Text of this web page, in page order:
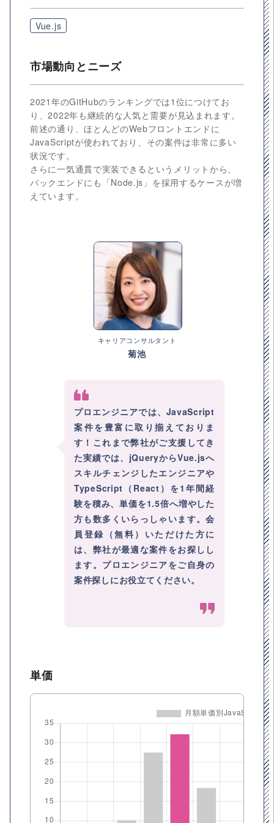
Vue.js
市場動向とニーズ
2021年のGitHubのランキングでは1位につけてお
り、2022年も継続的な人気と需要が見込まれます。
前述の通り、ほとんどのWebフロントエンドに
JavaScriptが使われており、その案件は非常に多い
状況です。
さらに一気通貫で実装できるというメリットから、
バックエンドにも「Node.js」を採用するケースが増
えています。
キャリアコンサルタント
菊池
プロエンジニアでは、JavaScript
案件を豊富に取り揃えておりま
す！これまで弊社がご支援してき
た実績では、jQueryからVue.jsへ
スキルチェンジしたエンジニアや
TypeScript（React）を1年間経
験を積み、単価を1.5倍へ増やした
方も数多くいらっしゃいます。会
員登録（無料）いただけた方に
は、弊社が最適な案件をお探しし
ます。プロエンジニアをご自身の
案件探しにお役立てください。
単価